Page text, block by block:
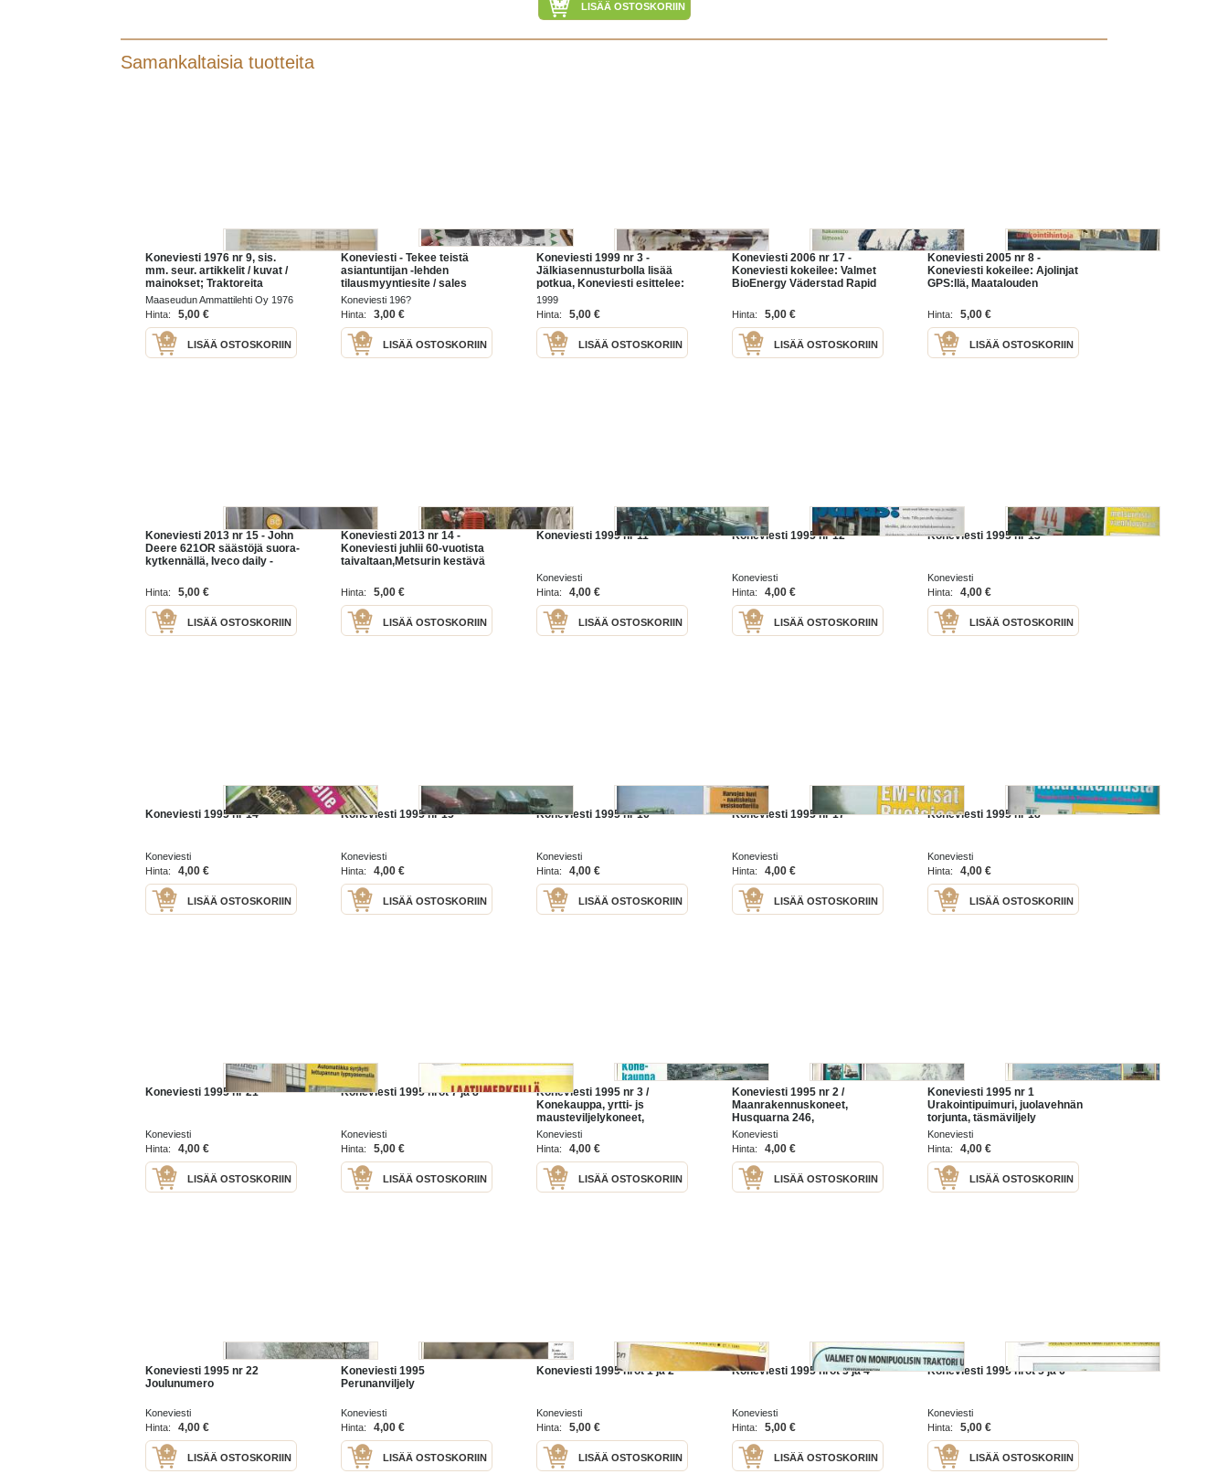
LISÄÄ OSTOSKORIIN
Samankaltaisia tuotteita
Koneviesti 1976 nr 9, sis.
mm. seur. artikkelit / kuvat /
mainokset; Traktoreita
ilmatyynyillä Volvo BM,
Konttivaunut tulevat,
koneviesti testaa Jobu LP 4,
Uusi
Maaseudun Ammattilehti Oy 1976
Hinta:
5,00 €
LISÄÄ OSTOSKORIIN
Koneviesti - Tekee teistä
asiantuntijan -lehden
tilausmyyntiesite / sales
brochure
Koneviesti 196?
Hinta:
3,00 €
LISÄÄ OSTOSKORIIN
Koneviesti 1999 nr 3 -
Jälkiasennusturbolla lisää
potkua, Koneviesti esittelee:
Hardi Twin - Hinattava versio,
Kasvin suojelu,
Kahmarileikkuri, ym.
1999
Hinta:
5,00 €
LISÄÄ OSTOSKORIIN
Koneviesti 2006 nr 17 -
Koneviesti kokeilee: Valmet
BioEnergy Väderstad Rapid
hakemisto liiteenä, Kolme
tuoreviljasiiloa, ym.
Hinta: 5,00 €
LISÄÄ OSTOSKORIIN
Koneviesti 2005 nr 8 -
Koneviesti kokeilee: Ajolinjat
GPS:llä, Maatalouden
Avant 220-pienkurmain:
Ainutlaatuinen ohjaus, ym.
Hinta: 5,00 €
LISÄÄ OSTOSKORIIN
Koneviesti 2013 nr 15 - John
Deere 621OR säästöjä suora-
kytkennällä, Iveco daily -
Teemana paalaimet, Mukana
maasto-koneviesti, ym.
Hinta: 5,00 €
LISÄÄ OSTOSKORIIN
Koneviesti 2013 nr 14 -
Koneviesti juhlii 60-vuotista
taivaltaan,Metsurin kestävä
yltää korkealle,Vinkkejä
käytetyn kaivukoneen
ostajalle,ym.
Hinta: 5,00 €
LISÄÄ OSTOSKORIIN
Koneviesti 1995 nr 11
Koneviesti
Hinta:
4,00 €
LISÄÄ OSTOSKORIIN
Koneviesti 1995 nr 12
Koneviesti
Hinta:
4,00 €
LISÄÄ OSTOSKORIIN
Koneviesti 1995 nr 13
Koneviesti
Hinta:
4,00 €
LISÄÄ OSTOSKORIIN
Koneviesti 1995 nr 14
Koneviesti
Hinta:
4,00 €
LISÄÄ OSTOSKORIIN
Koneviesti 1995 nr 15
Koneviesti
Hinta:
4,00 €
LISÄÄ OSTOSKORIIN
Koneviesti 1995 nr 16
Koneviesti
Hinta:
4,00 €
LISÄÄ OSTOSKORIIN
Koneviesti 1995 nr 17
Koneviesti
Hinta:
4,00 €
LISÄÄ OSTOSKORIIN
Koneviesti 1995 nr 18
Koneviesti
Hinta:
4,00 €
LISÄÄ OSTOSKORIIN
Koneviesti 1995 nr 21
Koneviesti
Hinta:
4,00 €
LISÄÄ OSTOSKORIIN
Koneviesti 1995 nrot 7 ja 8
Koneviesti
Hinta:
5,00 €
LISÄÄ OSTOSKORIIN
Koneviesti 1995 nr 3 /
Konekauppa, yrtti- js
mausteviljelykoneet,
moottorisaha klapikoneessa
Koneviesti
Hinta:
4,00 €
LISÄÄ OSTOSKORIIN
Koneviesti 1995 nr 2 /
Maanrakennuskoneet,
Husquarna 246,
Koneviesti
Hinta:
4,00 €
LISÄÄ OSTOSKORIIN
Koneviesti 1995 nr 1
Urakointipuimuri, juolavehnän
torjunta, täsmäviljely
Koneviesti
Hinta:
4,00 €
LISÄÄ OSTOSKORIIN
Koneviesti 1995 nr 22
Joulunumero
Koneviesti
Hinta:
4,00 €
LISÄÄ OSTOSKORIIN
Koneviesti 1995
Perunanviljely
Koneviesti
Hinta:
4,00 €
LISÄÄ OSTOSKORIIN
Koneviesti 1995 nrot 1 ja 2
Koneviesti
Hinta:
5,00 €
LISÄÄ OSTOSKORIIN
Koneviesti 1995 nrot 3 ja 4
Koneviesti
Hinta:
5,00 €
LISÄÄ OSTOSKORIIN
Koneviesti 1995 nrot 5 ja 6
Koneviesti
Hinta:
5,00 €
LISÄÄ OSTOSKORIIN